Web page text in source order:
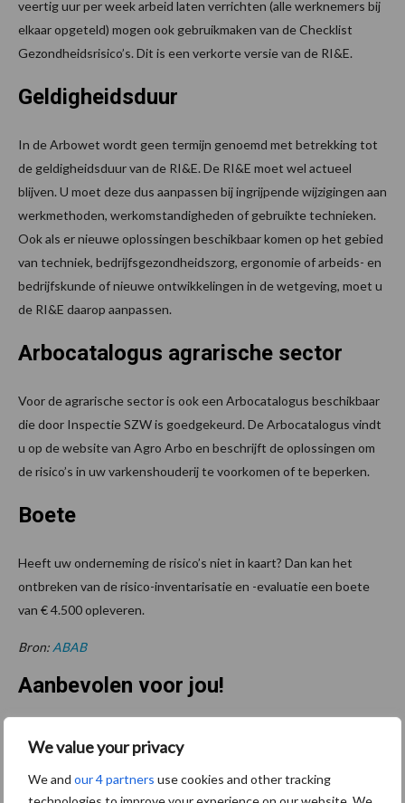
We value your privacy
We and our 4 partners use cookies and other tracking
veertig uur per week arbeid laten verrichten (alle werknemers bij
elkaar opgeteld) mogen ook gebruikmaken van de Checklist
Gezondheidsrisico’s. Dit is een verkorte versie van de RI&E.
Geldigheidsduur
In de Arbowet wordt geen termijn genoemd met betrekking tot
de geldigheidsduur van de RI&E. De RI&E moet wel actueel
blijven. U moet deze dus aanpassen bij ingrijpende wijzigingen aan
werkmethoden, werkomstandigheden of gebruikte technieken.
Ook als er nieuwe oplossingen beschikbaar komen op het gebied
van techniek, bedrijfsgezondheidszorg, ergonomie of arbeids- en
bedrijfskunde of nieuwe ontwikkelingen in de wetgeving, moet u
de RI&E daarop aanpassen.
Arbocatalogus agrarische sector
Voor de agrarische sector is ook een Arbocatalogus beschikbaar
die door Inspectie SZW is goedgekeurd. De Arbocatalogus vindt
u op de website van Agro Arbo en beschrijft de oplossingen om
de risico’s in uw varkenshouderij te voorkomen of te beperken.
Boete
Heeft uw onderneming de risico’s niet in kaart? Dan kan het
ontbreken van de risico-inventarisatie en -evaluatie een boete
van € 4.500 opleveren.
Bron: ABAB
Aanbevolen voor jou!
ForFarmers ziet volume en
marktaandeel groeien in
krimpende Nederlandse
markt